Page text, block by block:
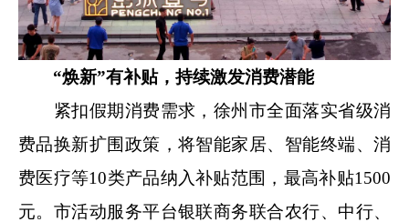
“焕新”有补贴，持续激发消费潜能
紧扣假期消费需求，徐州市全面落实省级消
费品换新扩围政策，将智能家居、智能终端、消
费医疗等10类产品纳入补贴范围，最高补贴1500
元。市活动服务平台银联商务联合农行、中行、